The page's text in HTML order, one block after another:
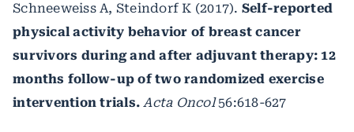
Schneeweiss A, Steindorf K (2017). Self-reported
physical activity behavior of breast cancer
survivors during and after adjuvant therapy: 12
months follow-up of two randomized exercise
intervention trials. Acta Oncol56:618-627